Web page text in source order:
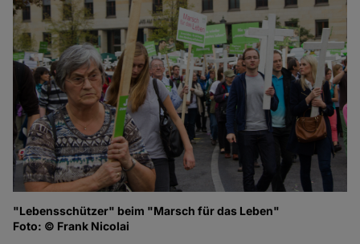
"Lebensschützer" beim "Marsch für das Leben"
Foto: © Frank Nicolai